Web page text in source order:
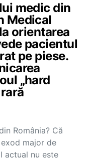
medic din
Medical
orientarea
pacientul
pe piese.
„hard
România? Că
major de
actual nu este